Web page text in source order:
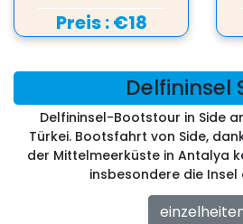
Preis :€18
Delfininsel
Delfininsel-Bootstour in Side
Türkei. Bootsfahrt von Side,
der Mittelmeerküste in Antalya
insbesondere die Insel